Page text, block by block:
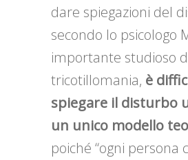
dare spiegazioni del
secondo lo psicologo
importante studioso
tricotillomania, è
spiegare il disturbo
un unico modello
poiché “ogni persona